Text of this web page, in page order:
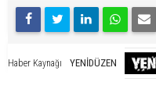
Haber Kaynağı YENİDÜZEN